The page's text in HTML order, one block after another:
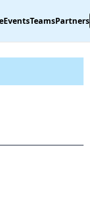
EventsTeamsPartners